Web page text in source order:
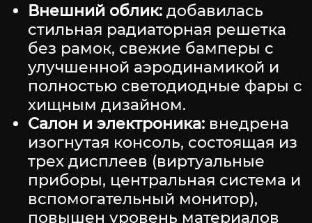
Внешний облик: добавилась
стильная радиаторная решетка
без рамок, свежие бамперы с
улучшенной аэродинамикой и
полностью светодиодные фары с
хищным дизайном.
Салон и электроника: внедрена
изогнутая консоль, состоящая из
трех дисплеев (виртуальные
приборы, центральная система и
вспомогательный монитор),
повышен уровень материалов